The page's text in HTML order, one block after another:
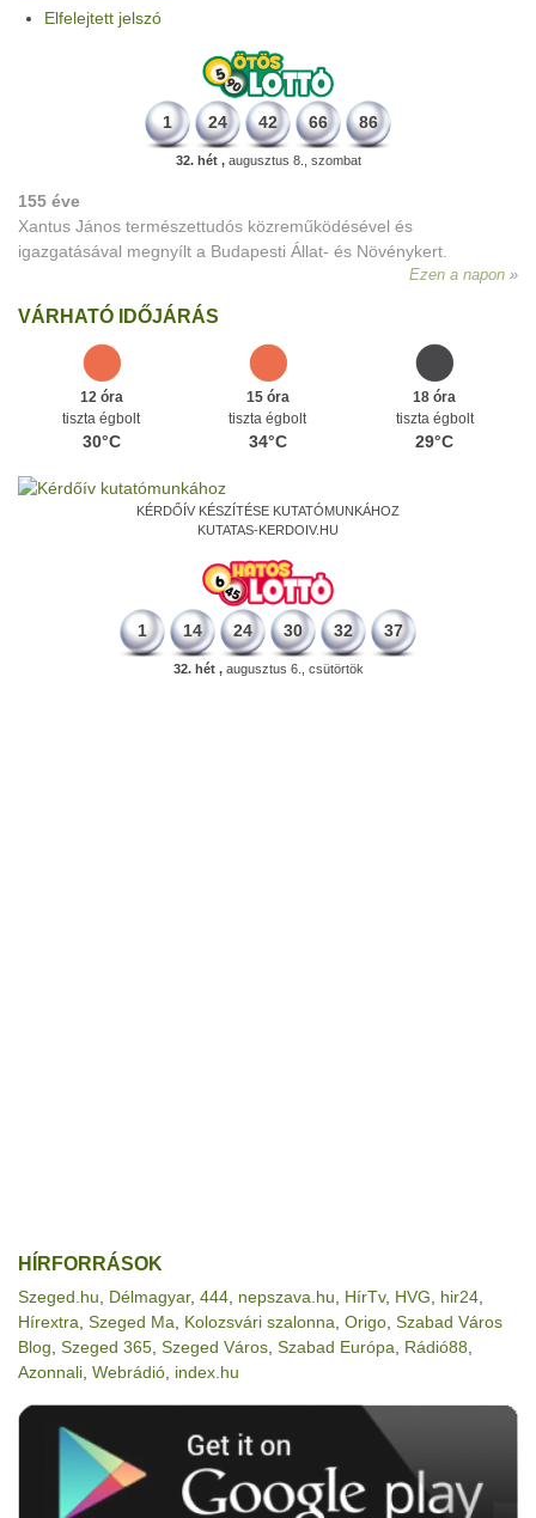
Elfelejtett jelszó
1 24 42 66 86
32. hét ,augusztus 8., szombat
155 éve
Xantus János természettudós közreműködésével és
igazgatásával megnyílt a Budapesti Állat- és Növénykert.
Ezen a napon
VÁRHATÓ IDŐJÁRÁS
12 óra
tiszta égbolt
30°C
15 óra
tiszta égbolt
34°C
18 óra
tiszta égbolt
29°C
KÉRDŐÍV KÉSZÍTÉSE KUTATÓMUNKÁHOZ
KUTATAS-KERDOIV.HU
1 14 24 30 32 37
32. hét ,augusztus 6., csütörtök
HÍRFORRÁSOK
Szeged.hu Délmagyar, 444 nepszava.hu HírTv, HVG hir24
Hírextra Szeged Ma Kolozsvári szalonna Origo Szabad Város
Blog Szeged 365 Szeged Város Szabad Európa Rádió88
Azonnali Webrádió index.hu